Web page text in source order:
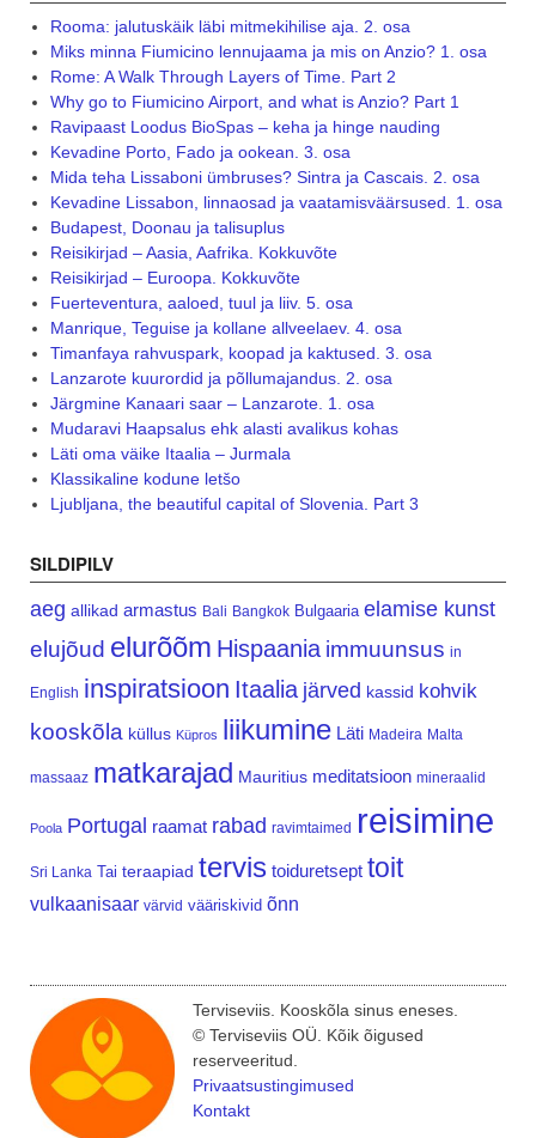
Rooma: jalutuskäik läbi mitmekihilise aja. 2. osa
Miks minna Fiumicino lennujaama ja mis on Anzio? 1. osa
Rome: A Walk Through Layers of Time. Part 2
Why go to Fiumicino Airport, and what is Anzio? Part 1
Ravipaast Loodus BioSpas – keha ja hinge nauding
Kevadine Porto, Fado ja ookean. 3. osa
Mida teha Lissaboni ümbruses? Sintra ja Cascais. 2. osa
Kevadine Lissabon, linnaosad ja vaatamisväärsused. 1. osa
Budapest, Doonau ja talisuplus
Reisikirjad – Aasia, Aafrika. Kokkuvõte
Reisikirjad – Euroopa. Kokkuvõte
Fuerteventura, aaloed, tuul ja liiv. 5. osa
Manrique, Teguise ja kollane allveelaev. 4. osa
Timanfaya rahvuspark, koopad ja kaktused. 3. osa
Lanzarote kuurordid ja põllumajandus. 2. osa
Järgmine Kanaari saar – Lanzarote. 1. osa
Mudaravi Haapsalus ehk alasti avalikus kohas
Läti oma väike Itaalia – Jurmala
Klassikaline kodune letšo
Ljubljana, the beautiful capital of Slovenia. Part 3
SILDIPILV
aeg allikad armastus Bali Bangkok Bulgaaria elamise kunst
elujõud elurõõm Hispaania immuunsus in
English inspiratsioon Itaalia järved kassid kohvik
kooskõla küllus Küpros liikumine Läti Madeira Malta
massaaz matkarajad Mauritius meditatsioon mineraalid
Poola Portugal raamat rabad ravimtaimed reisimine
Sri Lanka Tai teraapiad tervis toiduretsept toit
vulkaanisaar värvid vääriskivid õnn
Terviseviis. Kooskõla sinus eneses.
© Terviseviis OÜ. Kõik õigused
reserveeritud.
Privaatsustingimused
Kontakt